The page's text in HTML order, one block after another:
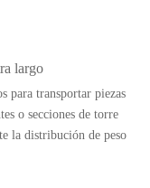
largo
para transportar piezas
o secciones de torre
la distribución de peso